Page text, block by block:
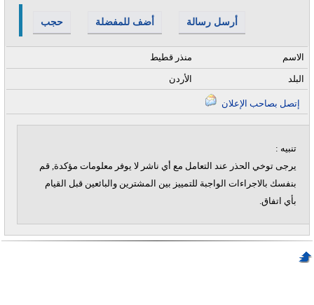
حجب أضف للمفضلة أرسل رسالة
منذر قطيط الاسم
الأردن البلد
تنبيه :
يرجى توخي الحذر عند التعامل مع أي ناشر لا يوفر معلومات مؤكدة, قم
بنفسك بالاجراءات الواجبة للتمييز بين المشترين والبائعين قبل القيام
بأي اتفاق.